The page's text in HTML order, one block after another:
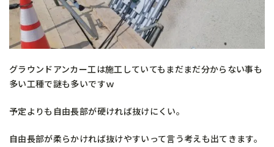
グラウンドアンカー工は施工していてもまだまだ分からない事も
多い工種で謎も多いですｗ
予定よりも自由長部が硬ければ抜けにくい。
自由長部が柔らかければ抜けやすいって言う考えも出てきます。